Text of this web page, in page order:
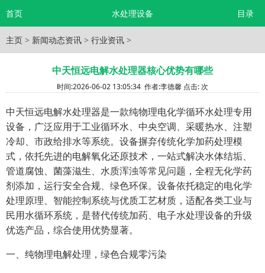
首页 水处理设备 目录
主页 > 新闻动态资讯 > 行业资讯 >
中天恒远电解水处理器核心优势有哪些
时间:2026-06-02 13:05:34 作者:李德馨 点击: 次
中天恒远电解水处理器是一款纯物理电化学循环水处理专用
设备，广泛应用于工业循环水、中央空调、采暖热水、注塑
冷却、市政给排水等系统。设备摒弃传统化学加药处理模
式，依托先进的电解氧化还原技术，一站式解决水体结垢、
管道腐蚀、菌藻滋生、水质浑浊等常见问题，全程无化学药
剂添加，运行安全合规、绿色环保。设备依托稳定的电化学
处理原理、智能控制系统与优质工艺材质，适配各类工业与
民用水循环系统，是替代传统加药、电子水处理设备的升级
优选产品，综合使用优势显著。
一、纯物理电解处理，绿色合规零污染